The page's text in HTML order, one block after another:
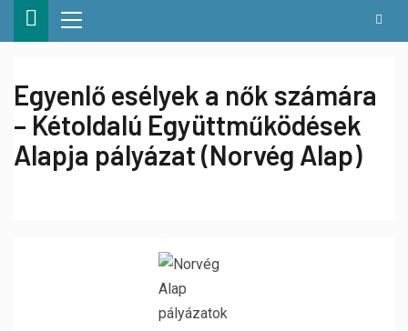
Egyenlő esélyek a nők számára
– Kétoldalú Együttműködések
Alapja pályázat (Norvég Alap)